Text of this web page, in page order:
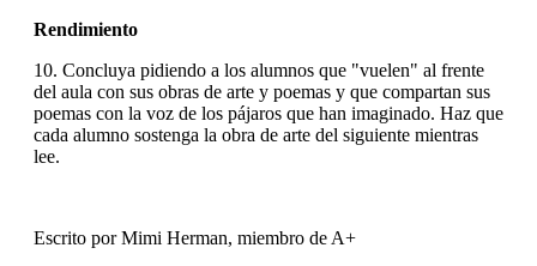
Rendimiento
10. Concluya pidiendo a los alumnos que "vuelen" al frente
del aula con sus obras de arte y poemas y que compartan sus
poemas con la voz de los pájaros que han imaginado. Haz que
cada alumno sostenga la obra de arte del siguiente mientras
lee.
Escrito por Mimi Herman, miembro de A+